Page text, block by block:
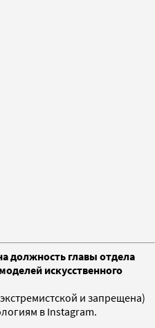
должность главы отдела
искусственного
и запрещена)
в Instagram.